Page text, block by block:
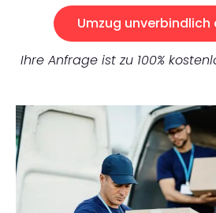
Umzug unverbindlich
Ihre Anfrage ist zu 100%